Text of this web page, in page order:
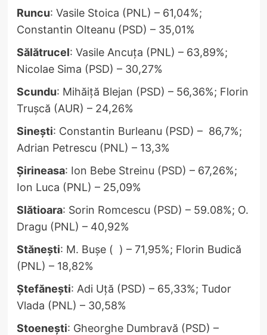
Runcu: Vasile Stoica (PNL) – 61,04%;
Constantin Olteanu (PSD) – 35,01%
Sălătrucel: Vasile Ancuța (PNL) – 63,89%;
Nicolae Sima (PSD) – 30,27%
Scundu: Mihăiță Blejan (PSD) – 56,36%; Florin
Trușcă (AUR) – 24,26%
Sinești: Constantin Burleanu (PSD) – 86,7%;
Adrian Petrescu (PNL) – 13,3%
Șirineasa: Ion Bebe Streinu (PSD) – 67,26%;
Ion Luca (PNL) – 25,09%
Slătioara: Sorin Romcescu (PSD) – 59.08%; O.
Dragu (PNL) – 40,92%
Stănești: M. Bușe ( ) – 71,95%; Florin Budică
(PNL) – 18,82%
Ștefănești: Adi Uță (PSD) – 65,33%; Tudor
Vlada (PNL) – 30,58%
Stoenești: Gheorghe Dumbravă (PSD) –